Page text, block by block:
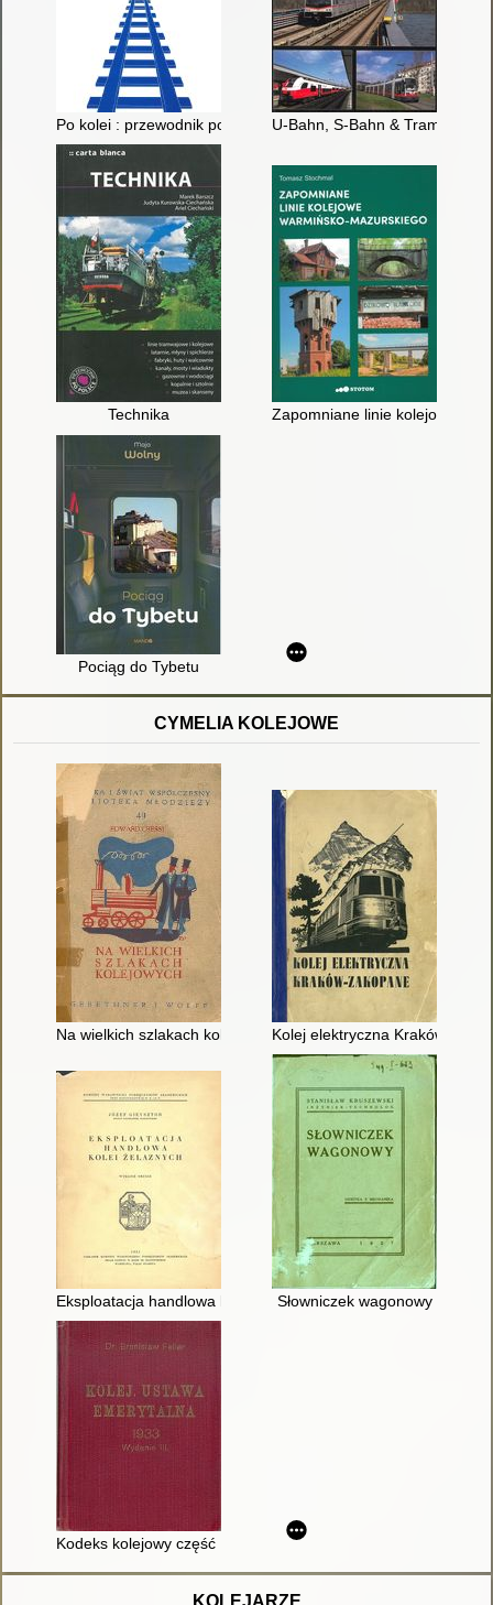
Po kolei : przewodnik podwarszawskiU-Bahn, S-Bahn & Tram in
Technika Zapomniane linie kolejowe
Pociąg do Tybetu
CYMELIA KOLEJOWE
Na wielkich szlakach kolejowychKolej elektryczna Kraków-
Eksploatacja handlowa kolei żelaznychSłowniczek wagonowy
Kodeks kolejowy część II
KOLEJARZE